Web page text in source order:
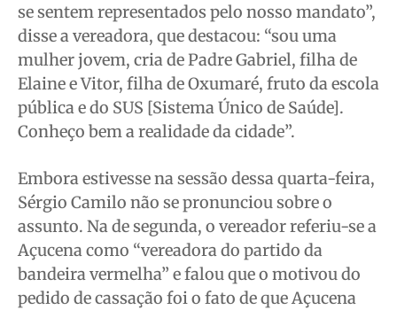
se sentem representados pelo nosso mandato”,
disse a vereadora, que destacou: “sou uma
mulher jovem, cria de Padre Gabriel, filha de
Elaine e Vitor, filha de Oxumaré, fruto da escola
pública e do SUS [Sistema Único de Saúde].
Conheço bem a realidade da cidade”.
Embora estivesse na sessão dessa quarta-feira,
Sérgio Camilo não se pronunciou sobre o
assunto. Na de segunda, o vereador referiu-se a
Açucena como “vereadora do partido da
bandeira vermelha” e falou que o motivou do
pedido de cassação foi o fato de que Açucena